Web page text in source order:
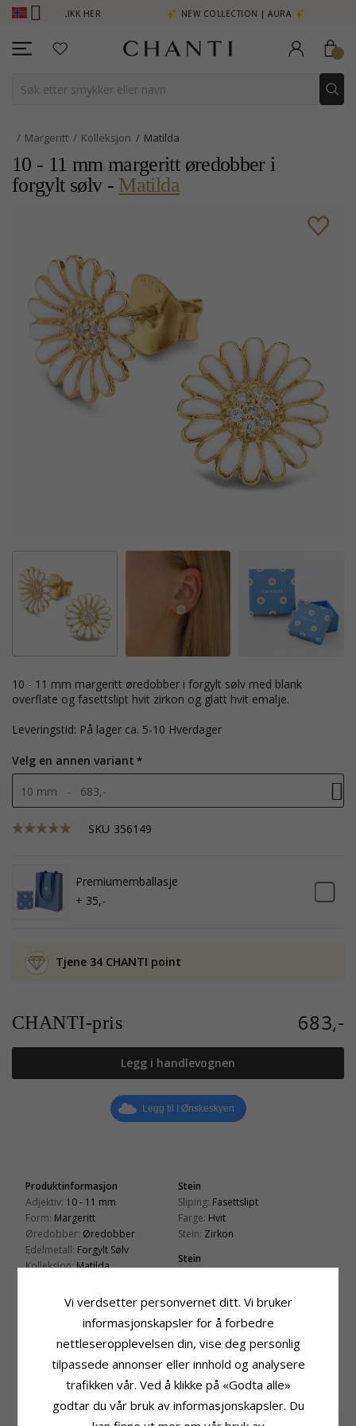
- KLIKK HER NEW COLLECTION | AURA
Margeritt Kolleksjon Matilda
10 - 11 mm margeritt øredobber i
forgylt sølv - Matilda
10 - 11 mm margeritt øredobber i forgylt sølv med blank
overflate og fasettslipt hvit zirkon og glatt hvit emalje.
Leveringstid: På lager ca. 5-10 Hverdager
Velg en annen variant
10 mm - 683,-
SKU 356149
Premiumemballasje
+ 35,-
Tjene 34 CHANTI point
CHANTI-pris 683,-
Legg i handlevognen
Legg til I Ønskeskyen
Produktinformasjon
Adjektiv: 10 - 11 mm
Form: Margeritt
Øredobber: Øredobber
Edelmetall: Forgylt Sølv
Kolleksjon:Matilda
Stein
Sliping: Fasettslipt
Farge: Hvit
Stein: Zirkon
Stein
Stein: Emalje
Diameter: 10 mm
Leveringstid
Leveringstid:Ca. 5-10 Hverdager
BESLEKTEDE PRODUKTER
Vi verdsetter personvernet ditt. Vi bruker
informasjonskapsler for å forbedre
nettleseropplevelsen din, vise deg personlig
tilpassede annonser eller innhold og analysere
trafikken vår. Ved å klikke på «Godta alle»
godtar du vår bruk av informasjonskapsler. Du